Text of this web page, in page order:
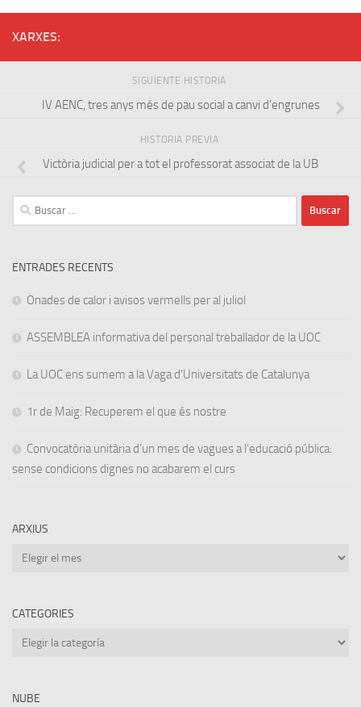
XARXES:
SIGUIENTE HISTORIA
IV AENC, tres anys més de pau social a canvi d’engrunes
HISTORIA PREVIA
Victòria judicial per a tot el professorat associat de la UB
Buscar:
ENTRADES RECENTS
Onades de calor i avisos vermells per al juliol
ASSEMBLEA informativa del personal treballador de la UOC
La UOC ens sumem a la Vaga d’Universitats de Catalunya
1r de Maig: Recuperem el que és nostre
Convocatòria unitària d’un mes de vagues a l’educació pública:
sense condicions dignes no acabarem el curs
ARXIUS
Arxius
CATEGORIES
Categories
NUBE